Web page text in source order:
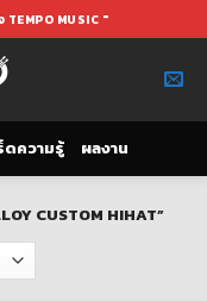
TEMPO MUSIC "
ดความรู้ ผลงาน
CUSTOM HIHAT”